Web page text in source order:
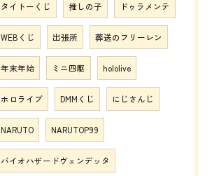
タイトーくじ 推しの子 ドゥラメンテ
WEBくじ 出張所 葬送のフリーレン
年末年始 ミニ四駆 hololive
ホロライブ DMMくじ にじさんじ
NARUTO NARUTOP99
バイオハザードヴェンデッタ